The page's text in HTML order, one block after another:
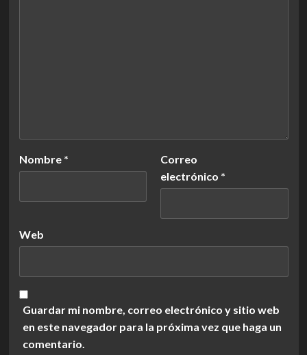
Nombre *
Correo
electrónico *
Web
Guardar mi nombre, correo electrónico y sitio web
en este navegador para la próxima vez que haga un
comentario.